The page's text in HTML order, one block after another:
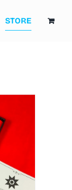
STORE